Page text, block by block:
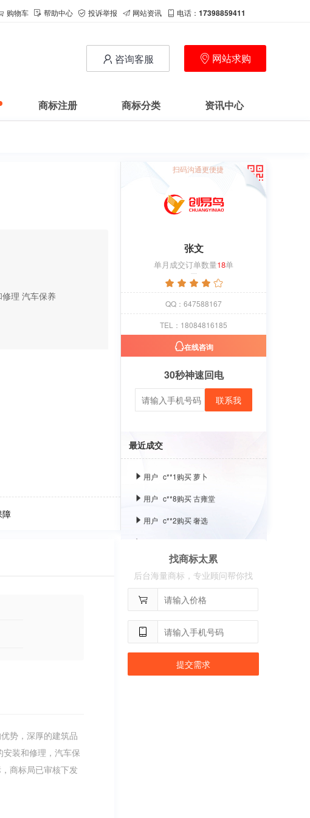
购物车 帮助中心 投诉举报 网站资讯 电话： 17398859411
咨询客服 网站求购
商标注册 商标分类 资讯中心
理 汽车保养
障
扫码沟通更便捷
张文
单月成交订单数量18单
QQ：647588167
TEL：18084816185
在线咨询
30秒神速回电
联系我
最近成交
c**1购买 萝卜
c**8购买 古雍堂
c**2购买 奢选
用户 c**8购买 荣智捷
用户 c**2购买 沃百分
用户 c**8购买 古雍堂
用户 c**2购买 奢选
用户 c**8购买 荣智捷
用户 c**2购买 沃百分
c**8购买 古雍堂
用户 c**2购买 奢选
用户 c**8购买 荣智捷
c**2购买 沃百分
势，深厚的建筑品
装和修理，汽车保
商标局已审核下发
找商标太累
后台海量商标，专业顾问帮你找
提交需求